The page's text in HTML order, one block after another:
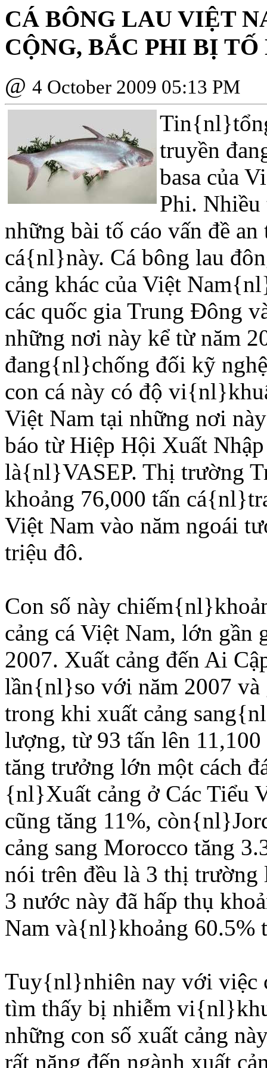
CÁ BÔNG LAU VIỆT
CỘNG, BẮC PHI BỊ
@ 4 October 2009 05:13 PM
truyền
basa của
Phi.
những bài tố cáo vấn đề
cá{nl}này. Cá bông lau
cảng khác của Việt
các quốc gia Trung Ðông
những nơi này kể từ năm
đang{nl}chống đối kỹ
con cá này có độ
Việt Nam tại những nơi
báo từ Hiệp Hội Xuất
là{nl}VASEP. Thị trường
khoảng 76,000 tấn
Việt Nam vào năm ngoái
triệu đô.
Con số này
cảng cá Việt Nam, lớn gần
2007. Xuất cảng đến Ai
lần{nl}so với năm 2007 và
trong khi xuất cảng
lượng, từ 93 tấn lên
tăng trưởng lớn một cách
{nl}Xuất cảng ở Các Tiểu
cũng tăng 11%,
cảng sang Morocco tăng
nói trên đều là 3 thị
3 nước này đã hấp thụ
Nam và{nl}khoảng 60.5%
Tuy{nl}nhiên nay với việc
tìm thấy bị nhiễm
những con số xuất cảng
rất nặng đến ngành xuất